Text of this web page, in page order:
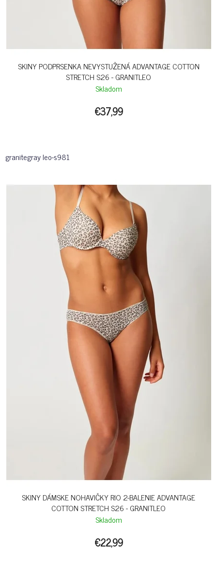
SKINY PODPRSENKA NEVYSTUŽENÁ ADVANTAGE COTTON
STRETCH S26 - GRANITLEO
Skladom
€37,99
granitegray leo-s981
SKINY DÁMSKE NOHAVIČKY RIO 2-BALENIE ADVANTAGE
COTTON STRETCH S26 - GRANITLEO
Skladom
€22,99